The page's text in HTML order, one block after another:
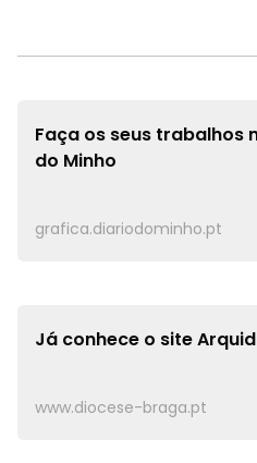
Faça os seus trabalhos
do Minho
grafica.diariodominho.pt
Já conhece o site
www.diocese-braga.pt